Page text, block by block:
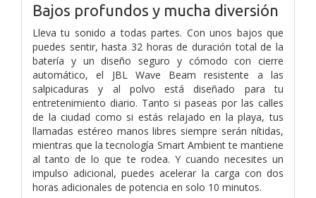
Bajos profundos y mucha diversión
Lleva tu sonido a todas partes. Con unos bajos que
puedes sentir, hasta 32 horas de duración total de la
batería y un diseño seguro y cómodo con cierre
automático, el JBL Wave Beam resistente a las
salpicaduras y al polvo está diseñado para tu
entretenimiento diario. Tanto si paseas por las calles
de la ciudad como si estás relajado en la playa, tus
llamadas estéreo manos libres siempre serán nítidas,
mientras que la tecnología Smart Ambient te mantiene
al tanto de lo que te rodea. Y cuando necesites un
impulso adicional, puedes acelerar la carga con dos
horas adicionales de potencia en solo 10 minutos.